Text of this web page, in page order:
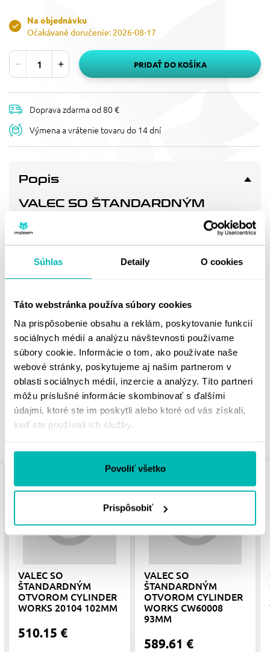
Súhlas Detaily O cookies
Táto webstránka používa súbory cookies
Na prispôsobenie obsahu a reklám, poskytovanie funkcií
sociálnych médií a analýzu návštevnosti používame
súbory cookie. Informácie o tom, ako používate naše
webové stránky, poskytujeme aj našim partnerom v
oblasti sociálnych médií, inzercie a analýzy. Títo partneri
môžu príslušné informácie skombinovať s ďalšími
údajmi, ktoré ste im poskytli alebo ktoré od vás získali,
keď ste používali ich služby.
Povoliť všetko
Prispôsobiť
Na objednávku
Očakávané doručenie: 2026-08-17
PRIDAŤ DO KOŠÍKA
Doprava zdarma od 80 €
Výmena a vrátenie tovaru do 14 dní
Popis
VALEC SO ŠTANDARDNÝM
40003 77MM
Standard bore cylinder 77mm
Doprava a vrátenie
MOHLO BY SA VÁM
PÁČIŤ
PODOBNÉ PRODUKTY
VALEC SO
ŠTANDARDNÝM
OTVOROM CYLINDER
WORKS 20104 102MM
510.15 €
VALEC SO
ŠTANDARDNÝM
OTVOROM CYLINDER
WORKS CW60008
93MM
589.61 €